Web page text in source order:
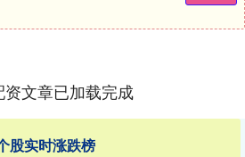
资文章已加载完成
股实时涨跌榜